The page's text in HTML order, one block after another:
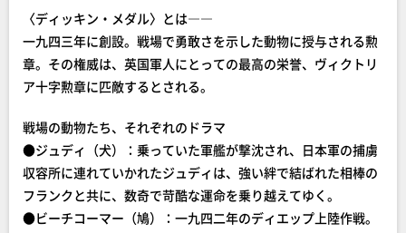
〈ディッキン・メダル〉とは――
一九四三年に創設。戦場で勇敢さを示した動物に授与される勲
章。その権威は、英国軍人にとっての最高の栄誉、ヴィクトリ
ア十字勲章に匹敵するとされる。
戦場の動物たち、それぞれのドラマ
●ジュディ（犬）：乗っていた軍艦が撃沈され、日本軍の捕虜
収容所に連れていかれたジュディは、強い絆で結ばれた相棒の
フランクと共に、数奇で苛酷な運命を乗り越えてゆく。
●ビーチコーマー（鳩）：一九四二年のディエップ上陸作戦。